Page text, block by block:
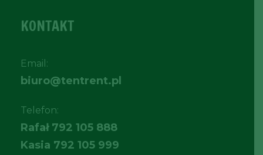
KONTAKT
Email:
biuro@tentrent.pl
Telefon:
Rafał 792 105 888
Kasia 792 105 999